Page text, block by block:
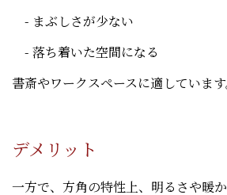
- まぶしさが少ない
- 落ち着いた空間になる
書斎やワークスペースに適しています
デメリット
一方で、方角の特性上、明るさや暖